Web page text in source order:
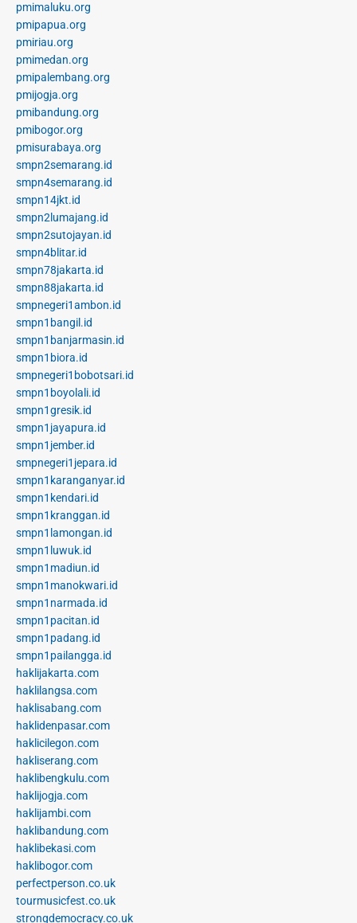
pmimaluku.org
pmipapua.org
pmiriau.org
pmimedan.org
pmipalembang.org
pmijogja.org
pmibandung.org
pmibogor.org
pmisurabaya.org
smpn2semarang.id
smpn4semarang.id
smpn14jkt.id
smpn2lumajang.id
smpn2sutojayan.id
smpn4blitar.id
smpn78jakarta.id
smpn88jakarta.id
smpnegeri1ambon.id
smpn1bangil.id
smpn1banjarmasin.id
smpn1biora.id
smpnegeri1bobotsari.id
smpn1boyolali.id
smpn1gresik.id
smpn1jayapura.id
smpn1jember.id
smpnegeri1jepara.id
smpn1karanganyar.id
smpn1kendari.id
smpn1kranggan.id
smpn1lamongan.id
smpn1luwuk.id
smpn1madiun.id
smpn1manokwari.id
smpn1narmada.id
smpn1pacitan.id
smpn1padang.id
smpn1pailangga.id
haklijakarta.com
haklilangsa.com
haklisabang.com
haklidenpasar.com
haklicilegon.com
hakliserang.com
haklibengkulu.com
haklijogja.com
haklijambi.com
haklibandung.com
haklibekasi.com
haklibogor.com
perfectperson.co.uk
tourmusicfest.co.uk
strongdemocracy.co.uk